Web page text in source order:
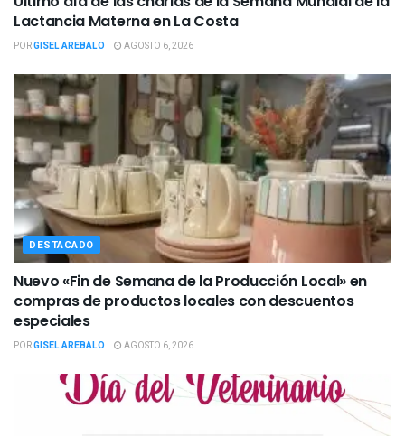
Lactancia Materna en La Costa
PORGISEL AREBALO AGOSTO 6, 2026
DESTACADO
Nuevo «Fin de Semana de la Producción Local» en
compras de productos locales con descuentos
especiales
PORGISEL AREBALO AGOSTO 6, 2026